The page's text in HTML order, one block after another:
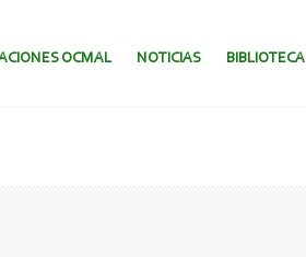
OCMAL NOTICIAS BIBLIOTECA